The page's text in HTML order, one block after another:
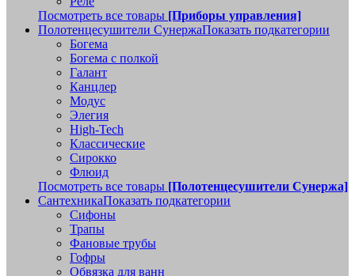
Посмотреть все товары [Приборы управления]
Полотенцесушители СунержаПоказать подкатегории
Богема
Богема с полкой
Галант
Канцлер
Модус
Элегия
High-Tech
Классические
Сирокко
Флюид
Посмотреть все товары [Полотенцесушители Сунержа]
СантехникаПоказать подкатегории
Сифоны
Трапы
Фановые трубы
Гофры
Обвязка для ванн